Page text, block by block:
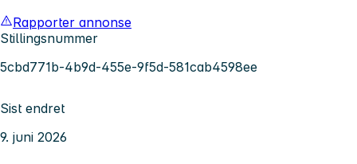
Rapporter annonse
Stillingsnummer
5cbd771b-4b9d-455e-9f5d-581cab4598ee
Sist endret
9. juni 2026